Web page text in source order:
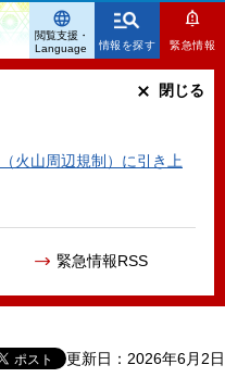
情報を探す 緊急情報
火山周辺規制）に引き上
緊急情報RSS
閉じる
閲覧支援・
Language
更新日：2026年6月2日